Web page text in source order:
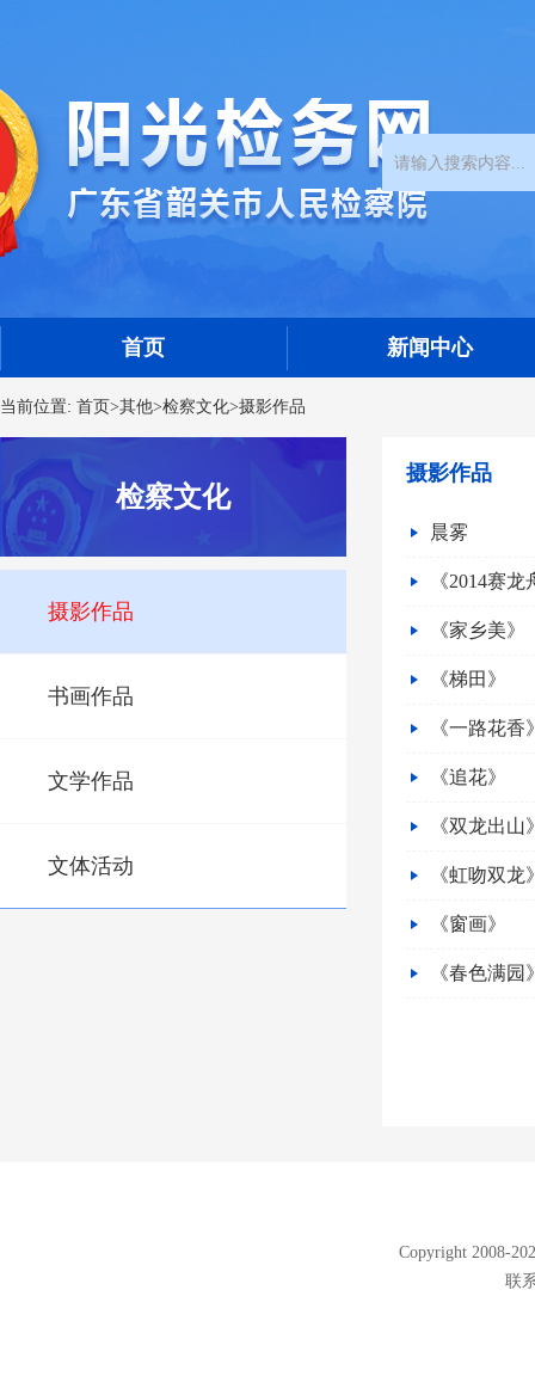
首页 新闻中心
当前位置: 首页>其他>检察文化>摄影作品
检察文化
摄影作品
书画作品
文学作品
文体活动
摄影作品
晨雾
《2014赛龙
《家乡美》
《梯田》
《一路花香
《追花》
《双龙出山
《虹吻双龙
《窗画》
《春色满园
Copyright 2008-
联